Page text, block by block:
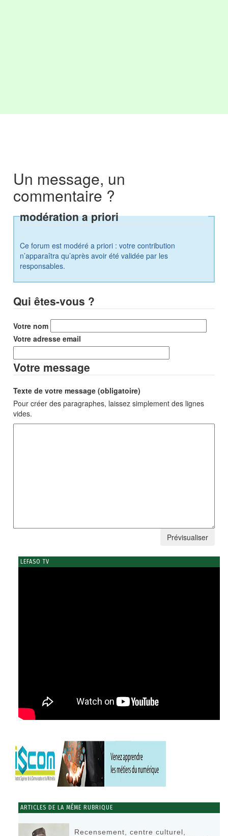
Un message, un
commentaire ?
modération a priori
Ce forum est modéré a priori : votre contribution
n’apparaîtra qu’après avoir été validée par les
responsables.
Qui êtes-vous ?
Votre nom
Votre adresse email
Votre message
Texte de votre message (obligatoire)
Pour créer des paragraphes, laissez simplement des lignes
vides.
LEFASO TV
ARTICLES DE LA MÊME RUBRIQUE
Recensement, centre culturel,